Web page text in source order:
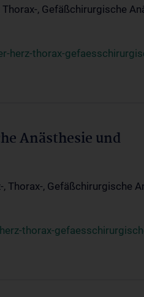
, Gefäßchirurgische
thorax-
Anästhesie und
Thorax-, Gefäßchirurgische
thorax-